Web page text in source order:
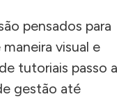
pensados para
visual e
tutoriais passo a
gestão até